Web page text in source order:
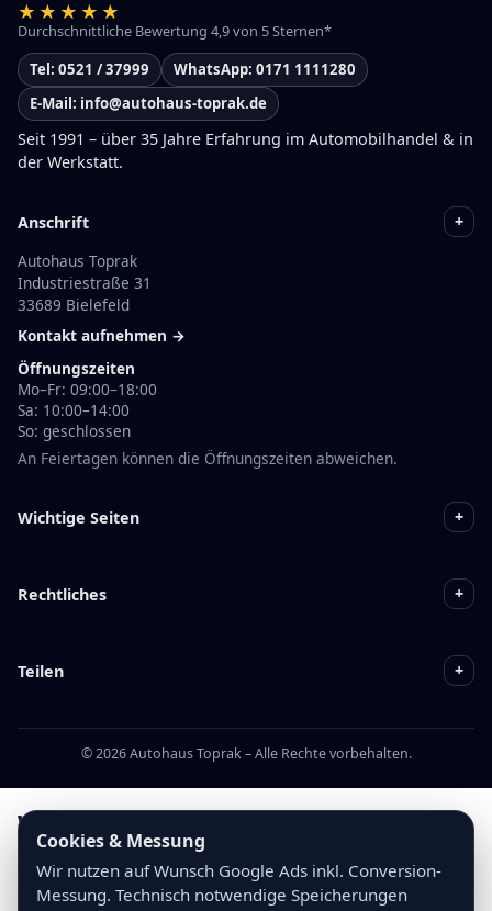
Durchschnittliche Bewertung 4,9 von 5 Sternen*
Tel: 0521 / 37999
WhatsApp: 0171 1111280
E-Mail: info@autohaus-toprak.de
Seit 1991 – über 35 Jahre Erfahrung im Automobilhandel & in
der Werkstatt.
Anschrift
+
Autohaus Toprak
Industriestraße 31
33689 Bielefeld
Kontakt aufnehmen →
Öffnungszeiten
Mo–Fr: 09:00–18:00
Sa: 10:00–14:00
So: geschlossen
An Feiertagen können die Öffnungszeiten abweichen.
Wichtige Seiten +
Rechtliches +
Teilen +
© 2026 Autohaus Toprak – Alle Rechte vorbehalten.
Cookies & Messung
Wir nutzen auf Wunsch Google Ads inkl. Conversion-
Messung. Technisch notwendige Speicherungen
Warum dieses Fahrzeug bei
Autohaus Toprak kaufen?
Sorgfältig geprüftes Fahrzeug mit nachvollziehbarer